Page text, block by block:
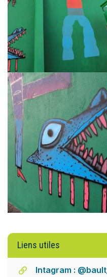
Liens utiles
Intagram : @bault_